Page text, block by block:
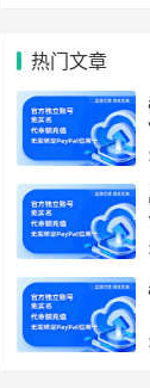
热门文章